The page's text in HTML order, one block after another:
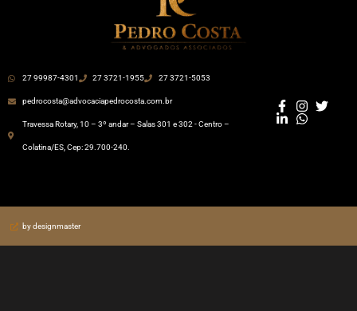
27 99987-4301 27 3721-1955 27 3721-5053
pedrocosta@advocaciapedrocosta.com.br
Travessa Rotary, 10 – 3º andar – Salas 301 e 302 - Centro –
Colatina/ES, Cep: 29.700-240.
by designmaster